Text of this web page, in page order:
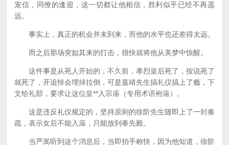
宠信，同僚的逢迎，这一切都让他相信，胜利似乎已经不再遥
远。
事实上，真正的机会并未到来，而他的水平也还差得太远。
而之后那场突如其来的打击，很快就将他从美梦中惊醒。
这件事是从死人开始的，不久前，孝烈皇后死了，按说死了
就死了，开追悼会埋掉拉倒，可是嘉靖先生搞礼仪搞上了瘾，下
文给礼部，要求让这位皇**入宗庙（专用术语袝庙）。
这是违反礼仪规定的，坚持原则的徐阶先生随即上了一封奏
疏，表示女后不能入庙，只能放到奉先殿。
当严嵩听到这个消息后，当即拍手称快，因为他知道，徐阶